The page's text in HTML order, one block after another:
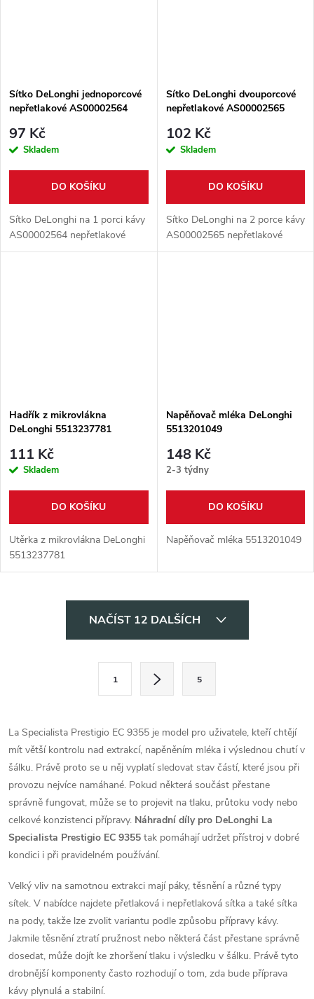
Sítko DeLonghi jednoporcové
nepřetlakové AS00002564
97 Kč
Skladem
DO KOŠÍKU
Sítko DeLonghi na 1 porci kávy
AS00002564 nepřetlakové
Sítko DeLonghi dvouporcové
nepřetlakové AS00002565
102 Kč
Skladem
DO KOŠÍKU
Sítko DeLonghi na 2 porce kávy
AS00002565 nepřetlakové
Hadřík z mikrovlákna
DeLonghi 5513237781
111 Kč
Skladem
DO KOŠÍKU
Utěrka z mikrovlákna DeLonghi
5513237781
Napěňovač mléka DeLonghi
5513201049
148 Kč
2-3 týdny
DO KOŠÍKU
Napěňovač mléka 5513201049
d
a
c
í
p
r
v
k
y
v
NAČÍST 12 DALŠÍCH
á
n
k
o
v
á
n
1 5
La Specialista Prestigio EC 9355 je model pro uživatele, kteří chtějí
mít větší kontrolu nad extrakcí, napěněním mléka i výslednou chutí v
šálku. Právě proto se u něj vyplatí sledovat stav částí, které jsou při
provozu nejvíce namáhané. Pokud některá součást přestane
správně fungovat, může se to projevit na tlaku, průtoku vody nebo
celkové konzistenci přípravy. Náhradní díly pro DeLonghi La
Specialista Prestigio EC 9355 tak pomáhají udržet přístroj v dobré
kondici i při pravidelném používání.
Velký vliv na samotnou extrakci mají páky, těsnění a různé typy
sítek. V nabídce najdete přetlaková i nepřetlaková sítka a také sítka
na pody, takže lze zvolit variantu podle způsobu přípravy kávy.
Jakmile těsnění ztratí pružnost nebo některá část přestane správně
dosedat, může dojít ke zhoršení tlaku i výsledku v šálku. Právě tyto
drobnější komponenty často rozhodují o tom, zda bude příprava
kávy plynulá a stabilní.